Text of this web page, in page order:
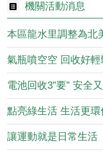
機關活動消息
氣瓶噴空空 回收好輕
電池回收3”要” 安全
點亮綠生活 生活更環
讓運動就是日常生活